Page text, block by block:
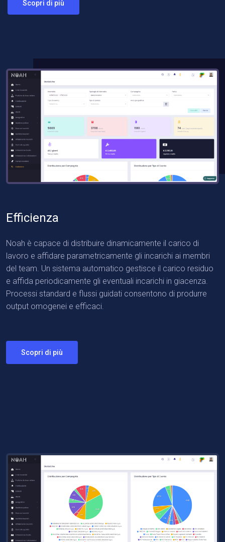
Scopri di più
Efficienza
Noah è capace di distribuire dinamicamente il carico di
lavoro e affidare parametricamente gli incarichi ai membri
del team. Un sistema automatico gestisce il carico residuo
e affida periodicamente gli eventuali incarichi in giacenza.
Processi standard e flussi guidati consentono di produrre
output omogenei e efficaci.
Scopri di più